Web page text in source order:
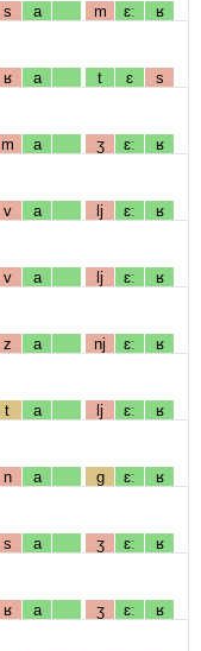
s a m ɛː ʁ
ʁ a t ɛ s
m a ʒ ɛː ʁ
v a lj ɛː ʁ
v a lj ɛː ʁ
z a nj ɛː ʁ
t a lj ɛː ʁ
n a g ɛː ʁ
s a ʒ ɛː ʁ
ʁ a ʒ ɛː ʁ